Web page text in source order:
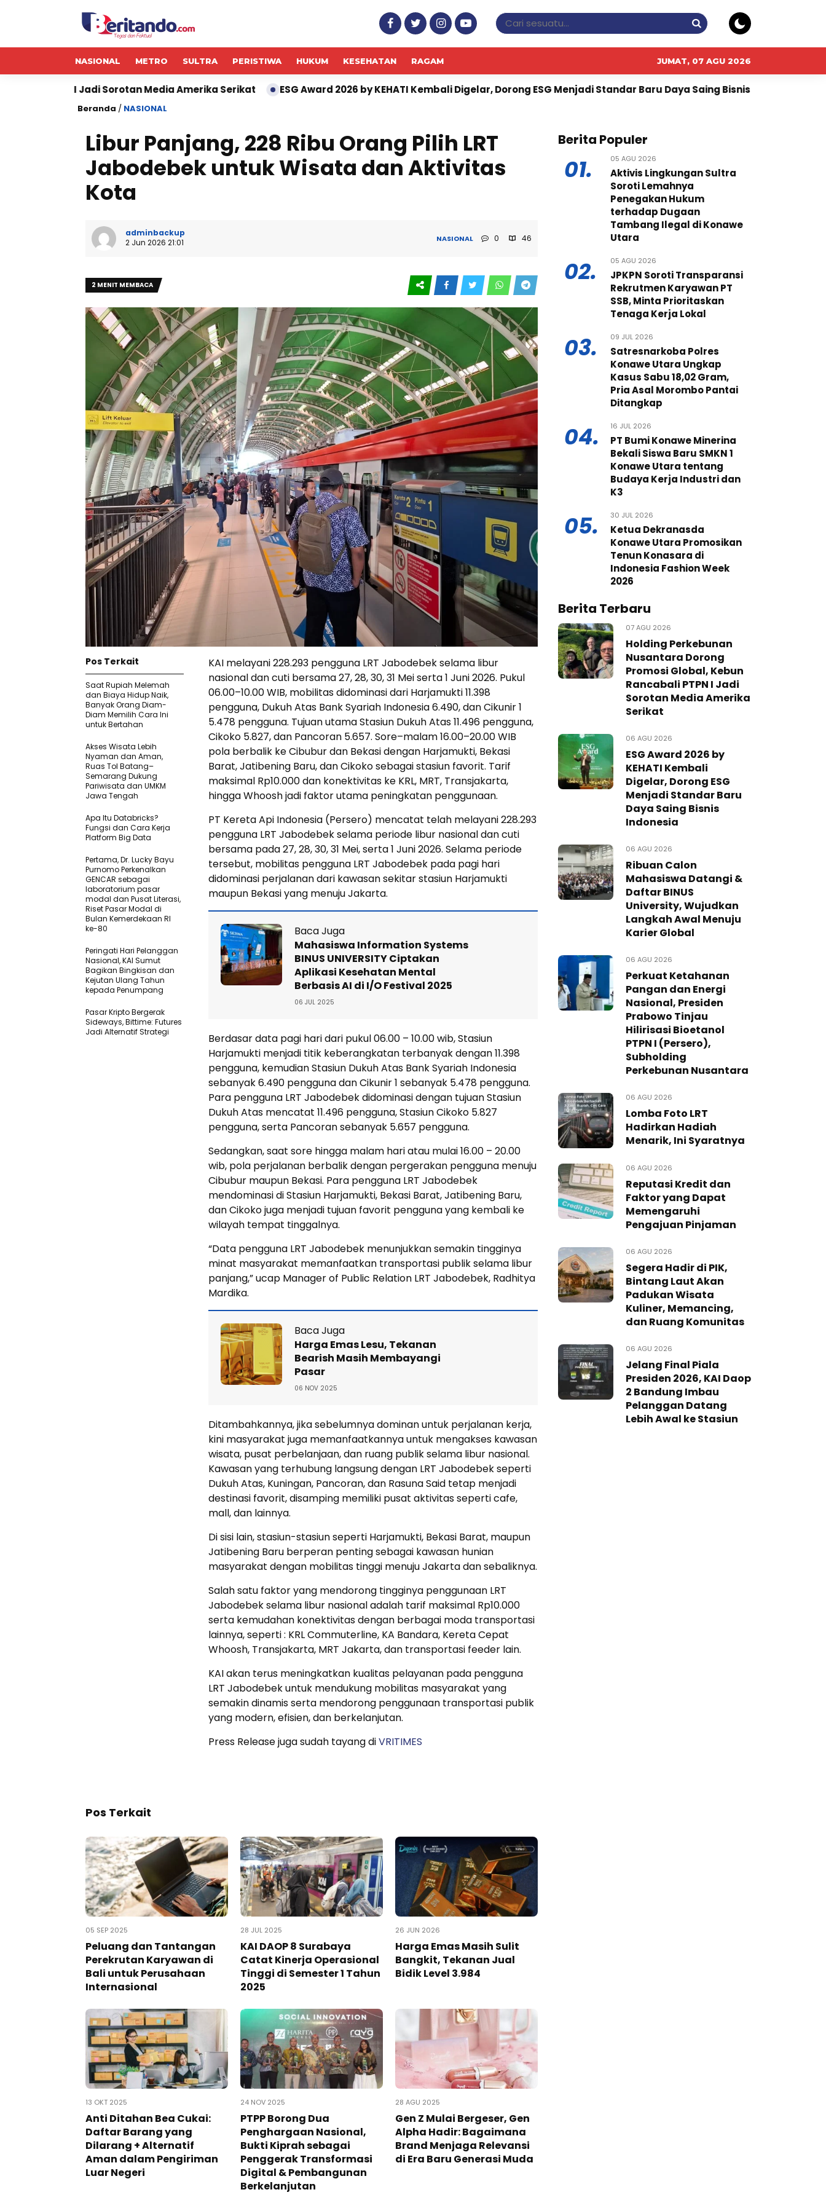
NASIONAL METRO SULTRA PERISTIWA HUKUM KESEHATAN RAGAM JUMAT, 07 AGU 2026
Jadi Sorotan Media Amerika Serikat ESG Award 2026 by KEHATI Kembali Digelar, Dorong ESG Menjadi Standar Baru Daya Saing Bisnis Indonesia
Beranda / NASIONAL
Libur Panjang, 228 Ribu Orang Pilih LRT
Jabodebek untuk Wisata dan Aktivitas
Kota
adminbackup
2 Jun 2026 21:01
NASIONAL 0 46
2 MENIT MEMBACA
KAI melayani 228.293 pengguna LRT Jabodebek selama libur
nasional dan cuti bersama 27, 28, 30, 31 Mei serta 1 Juni 2026. Pukul
06.00–10.00 WIB, mobilitas didominasi dari Harjamukti 11.398
pengguna, Dukuh Atas Bank Syariah Indonesia 6.490, dan Cikunir 1
5.478 pengguna. Tujuan utama Stasiun Dukuh Atas 11.496 pengguna,
Cikoko 5.827, dan Pancoran 5.657. Sore–malam 16.00–20.00 WIB
pola berbalik ke Cibubur dan Bekasi dengan Harjamukti, Bekasi
Barat, Jatibening Baru, dan Cikoko sebagai stasiun favorit. Tarif
maksimal Rp10.000 dan konektivitas ke KRL, MRT, Transjakarta,
hingga Whoosh jadi faktor utama peningkatan penggunaan.
PT Kereta Api Indonesia (Persero) mencatat telah melayani 228.293
pengguna LRT Jabodebek selama periode libur nasional dan cuti
bersama pada 27, 28, 30, 31 Mei, serta 1 Juni 2026. Selama periode
tersebut, mobilitas pengguna LRT Jabodebek pada pagi hari
didominasi perjalanan dari kawasan sekitar stasiun Harjamukti
maupun Bekasi yang menuju Jakarta.
Baca Juga
Mahasiswa Information Systems
BINUS UNIVERSITY Ciptakan
Aplikasi Kesehatan Mental
Berbasis AI di I/O Festival 2025
06 JUL 2025
Berdasar data pagi hari dari pukul 06.00 – 10.00 wib, Stasiun
Harjamukti menjadi titik keberangkatan terbanyak dengan 11.398
pengguna, kemudian Stasiun Dukuh Atas Bank Syariah Indonesia
sebanyak 6.490 pengguna dan Cikunir 1 sebanyak 5.478 pengguna.
Para pengguna LRT Jabodebek didominasi dengan tujuan Stasiun
Dukuh Atas mencatat 11.496 pengguna, Stasiun Cikoko 5.827
pengguna, serta Pancoran sebanyak 5.657 pengguna.
Sedangkan, saat sore hingga malam hari atau mulai 16.00 – 20.00
wib, pola perjalanan berbalik dengan pergerakan pengguna menuju
Cibubur maupun Bekasi. Para pengguna LRT Jabodebek
mendominasi di Stasiun Harjamukti, Bekasi Barat, Jatibening Baru,
dan Cikoko juga menjadi tujuan favorit pengguna yang kembali ke
wilayah tempat tinggalnya.
“Data pengguna LRT Jabodebek menunjukkan semakin tingginya
minat masyarakat memanfaatkan transportasi publik selama libur
panjang,” ucap Manager of Public Relation LRT Jabodebek, Radhitya
Mardika.
Baca Juga
Harga Emas Lesu, Tekanan
Bearish Masih Membayangi
Pasar
06 NOV 2025
Ditambahkannya, jika sebelumnya dominan untuk perjalanan kerja,
kini masyarakat juga memanfaatkannya untuk mengakses kawasan
wisata, pusat perbelanjaan, dan ruang publik selama libur nasional.
Kawasan yang terhubung langsung dengan LRT Jabodebek seperti
Dukuh Atas, Kuningan, Pancoran, dan Rasuna Said tetap menjadi
destinasi favorit, disamping memiliki pusat aktivitas seperti cafe,
mall, dan lainnya.
Di sisi lain, stasiun-stasiun seperti Harjamukti, Bekasi Barat, maupun
Jatibening Baru berperan penting sebagai kawasan hunian
masyarakat dengan mobilitas tinggi menuju Jakarta dan sebaliknya.
Salah satu faktor yang mendorong tingginya penggunaan LRT
Jabodebek selama libur nasional adalah tarif maksimal Rp10.000
serta kemudahan konektivitas dengan berbagai moda transportasi
lainnya, seperti : KRL Commuterline, KA Bandara, Kereta Cepat
Whoosh, Transjakarta, MRT Jakarta, dan transportasi feeder lain.
KAI akan terus meningkatkan kualitas pelayanan pada pengguna
LRT Jabodebek untuk mendukung mobilitas masyarakat yang
semakin dinamis serta mendorong penggunaan transportasi publik
yang modern, efisien, dan berkelanjutan.
Press Release juga sudah tayang diVRITIMES
Pos Terkait
Saat Rupiah Melemah
dan Biaya Hidup Naik,
Banyak Orang Diam-
Diam Memilih Cara Ini
untuk Bertahan
Akses Wisata Lebih
Nyaman dan Aman,
Ruas Tol Batang–
Semarang Dukung
Pariwisata dan UMKM
Jawa Tengah
Apa Itu Databricks?
Fungsi dan Cara Kerja
Platform Big Data
Pertama, Dr. Lucky Bayu
Purnomo Perkenalkan
GENCAR sebagai
laboratorium pasar
modal dan Pusat Literasi,
Riset Pasar Modal di
Bulan Kemerdekaan RI
ke-80
Peringati Hari Pelanggan
Nasional, KAI Sumut
Bagikan Bingkisan dan
Kejutan Ulang Tahun
kepada Penumpang
Pasar Kripto Bergerak
Sideways, Bittime: Futures
Jadi Alternatif Strategi
Pos Terkait
05 SEP 2025
Peluang dan Tantangan
Perekrutan Karyawan di
Bali untuk Perusahaan
Internasional
28 JUL 2025
KAI DAOP 8 Surabaya
Catat Kinerja Operasional
Tinggi di Semester 1 Tahun
2025
26 JUN 2026
Harga Emas Masih Sulit
Bangkit, Tekanan Jual
Bidik Level 3.984
13 OKT 2025
Anti Ditahan Bea Cukai:
Daftar Barang yang
Dilarang + Alternatif
Aman dalam Pengiriman
Luar Negeri
24 NOV 2025
PTPP Borong Dua
Penghargaan Nasional,
Bukti Kiprah sebagai
Penggerak Transformasi
Digital & Pembangunan
Berkelanjutan
28 AGU 2025
Gen Z Mulai Bergeser, Gen
Alpha Hadir: Bagaimana
Brand Menjaga Relevansi
di Era Baru Generasi Muda
Berita Populer
01. 05 AGU 2026
Aktivis Lingkungan Sultra
Soroti Lemahnya
Penegakan Hukum
terhadap Dugaan
Tambang Ilegal di Konawe
Utara
02. 05 AGU 2026
JPKPN Soroti Transparansi
Rekrutmen Karyawan PT
SSB, Minta Prioritaskan
Tenaga Kerja Lokal
03. 09 JUL 2026
Satresnarkoba Polres
Konawe Utara Ungkap
Kasus Sabu 18,02 Gram,
Pria Asal Morombo Pantai
Ditangkap
04. 16 JUL 2026
PT Bumi Konawe Minerina
Bekali Siswa Baru SMKN 1
Konawe Utara tentang
Budaya Kerja Industri dan
K3
05. 30 JUL 2026
Ketua Dekranasda
Konawe Utara Promosikan
Tenun Konasara di
Indonesia Fashion Week
2026
Berita Terbaru
07 AGU 2026
Holding Perkebunan
Nusantara Dorong
Promosi Global, Kebun
Rancabali PTPN I Jadi
Sorotan Media Amerika
Serikat
06 AGU 2026
ESG Award 2026 by
KEHATI Kembali
Digelar, Dorong ESG
Menjadi Standar Baru
Daya Saing Bisnis
Indonesia
06 AGU 2026
Ribuan Calon
Mahasiswa Datangi &
Daftar BINUS
University, Wujudkan
Langkah Awal Menuju
Karier Global
06 AGU 2026
Perkuat Ketahanan
Pangan dan Energi
Nasional, Presiden
Prabowo Tinjau
Hilirisasi Bioetanol
PTPN I (Persero),
Subholding
Perkebunan Nusantara
06 AGU 2026
Lomba Foto LRT
Hadirkan Hadiah
Menarik, Ini Syaratnya
06 AGU 2026
Reputasi Kredit dan
Faktor yang Dapat
Memengaruhi
Pengajuan Pinjaman
06 AGU 2026
Segera Hadir di PIK,
Bintang Laut Akan
Padukan Wisata
Kuliner, Memancing,
dan Ruang Komunitas
06 AGU 2026
Jelang Final Piala
Presiden 2026, KAI Daop
2 Bandung Imbau
Pelanggan Datang
Lebih Awal ke Stasiun